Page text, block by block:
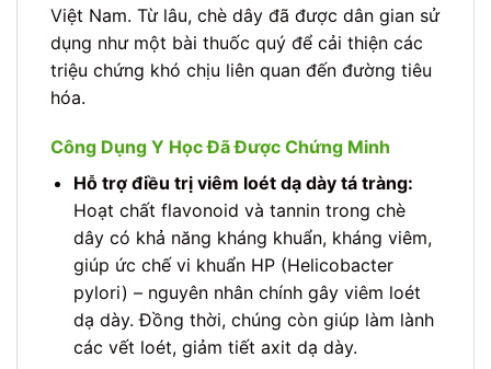
Việt Nam. Từ lâu, chè dây đã được dân gian sử
dụng như một bài thuốc quý để cải thiện các
triệu chứng khó chịu liên quan đến đường tiêu
hóa.
Công Dụng Y Học Đã Được Chứng Minh
Hỗ trợ điều trị viêm loét dạ dày tá tràng:
Hoạt chất flavonoid và tannin trong chè
dây có khả năng kháng khuẩn, kháng viêm,
giúp ức chế vi khuẩn HP (Helicobacter
pylori) – nguyên nhân chính gây viêm loét
dạ dày. Đồng thời, chúng còn giúp làm lành
các vết loét, giảm tiết axit dạ dày.